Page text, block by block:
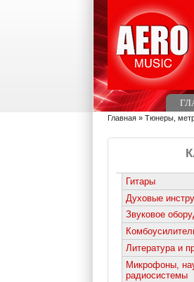
Перейти к основному содержанию
Главное меню
Вы здесь
Главная» Тюнеры,
Гитары
Духовые
Звуковое
Литература и
Микрофоны,
радиосистемы